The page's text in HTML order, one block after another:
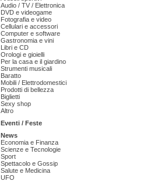
Audio / TV / Elettronica
DVD e videogame
Fotografia e video
Cellulari e accessori
Computer e software
Gastronomia e vini
Libri e CD
Orologi e gioielli
Per la casa e il giardino
Strumenti musicali
Baratto
Mobili / Elettrodomestici
Prodotti di bellezza
Biglietti
Sexy shop
Altro
Eventi / Feste
News
Economia e Finanza
Scienze e Tecnologie
Sport
Spettacolo e Gossip
Salute e Medicina
UFO